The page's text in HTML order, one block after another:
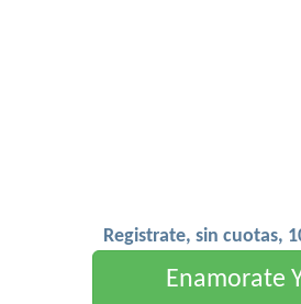
Registrate, sin cuotas,
Enamorate